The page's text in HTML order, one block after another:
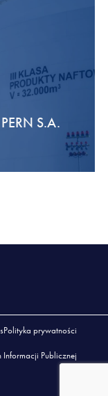
S.A.
Polityka prywatności
Informacji Publicznej